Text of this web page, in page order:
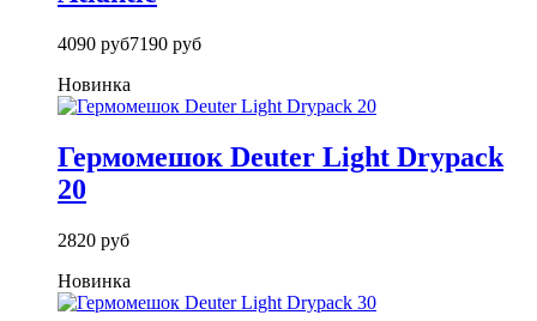
4090 руб7190 руб
Новинка
Гермомешок Deuter Light Drypack
20
2820 руб
Новинка